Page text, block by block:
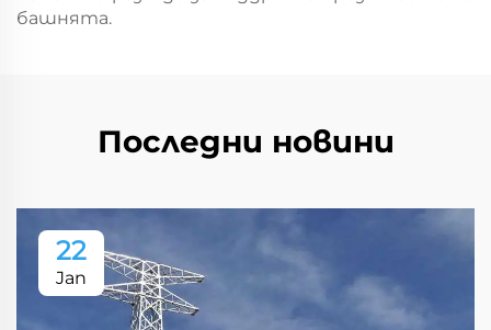
башнята.
Последни новини
22
Jan